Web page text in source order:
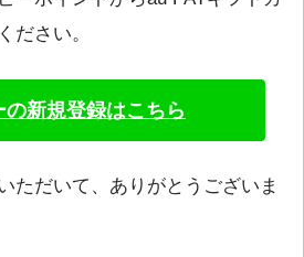
ださい。
の新規登録はこちら
ただいて、ありがとうございま